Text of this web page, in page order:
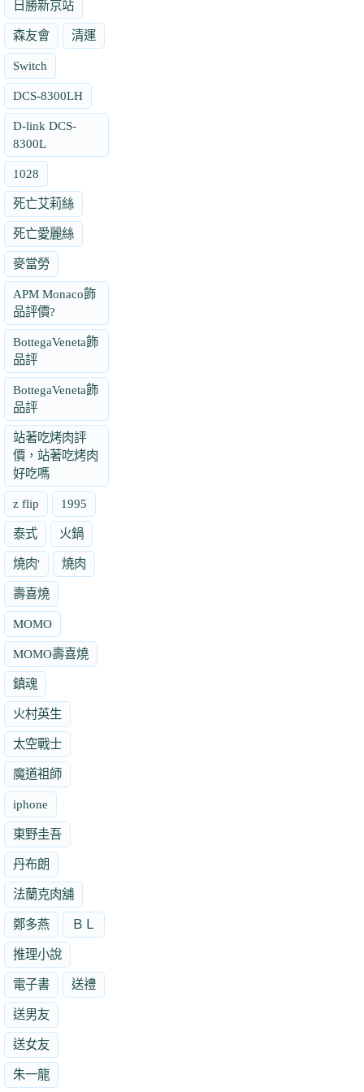
日勝新京站
森友會 清運
Switch
DCS-8300LH
D-link DCS-
8300L
1028
死亡艾莉絲
死亡愛麗絲
麥當勞
APM Monaco飾
品評價?
BottegaVeneta飾
品評
BottegaVeneta飾
品評
站著吃烤肉評
價，站著吃烤肉
好吃嗎
z flip 1995
泰式 火鍋
燒肉' 燒肉
壽喜燒
MOMO
MOMO壽喜燒
鎮魂
火村英生
太空戰士
魔道祖師
iphone
東野圭吾
丹布朗
法蘭克肉舖
鄭多燕 ＢＬ
推理小說
電子書 送禮
送男友
送女友
朱一龍